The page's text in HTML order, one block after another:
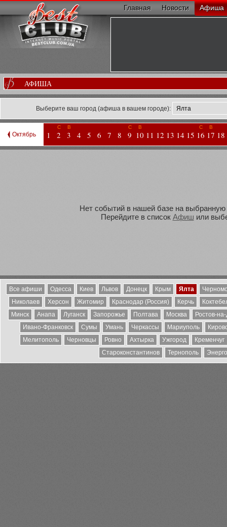
Главная Новости Афиша
АФИША
Выберите ваш город (афиша в вашем городе):
Октябрь 1
С
2
В
3 4 5 6 7 8
С
9
В
10 11 12 13 14 15
С
16
В
17 18
Нет событий в нашей базе на выбранную
Перейдите в список Афиш или
Все афиши Одесса Киев Львов Донецк Крым Ялта
Николаев
Херсон Житомир Краснодар (Россия) Керчь
Минск
Анапа Луганск Запорожье Полтава Москва
Ростов-
Ивано-Франковск
Сумы Умань Черкассы Мариуполь
Мелитополь
Черновцы Ровно Ахтырка Ужгород
Кременчуг
Староконстантинов
Тернополь